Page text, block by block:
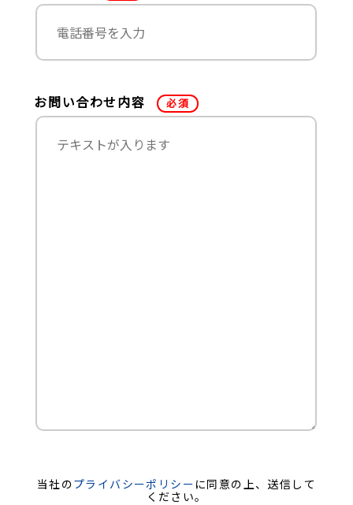
お問い合わせ内容 必須
当社のプライバシーポリシー に同意の上、送信して
ください。